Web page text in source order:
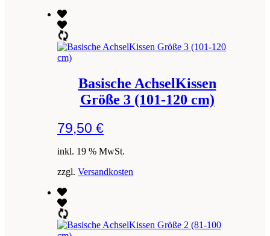
Basische AchselKissen
Größe 3 (101-120 cm)
79,50 €
inkl. 19 % MwSt.
zzgl. Versandkosten